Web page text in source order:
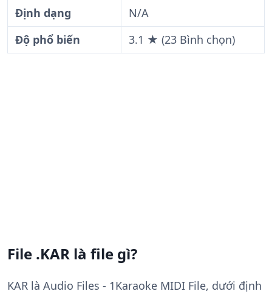
Định dạng
N/A
Độ phổ biến
3.1 ★ (23 Bình chọn)
File .KAR là file gì?
KAR là Audio Files - 1Karaoke MIDI File, dưới định